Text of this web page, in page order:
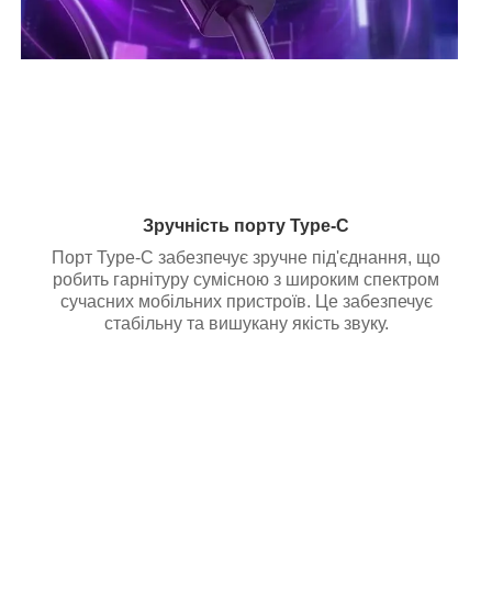
Зручність порту Type-C
Порт Type-C забезпечує зручне під'єднання, що
робить гарнітуру сумісною з широким спектром
сучасних мобільних пристроїв. Це забезпечує
стабільну та вишукану якість звуку.